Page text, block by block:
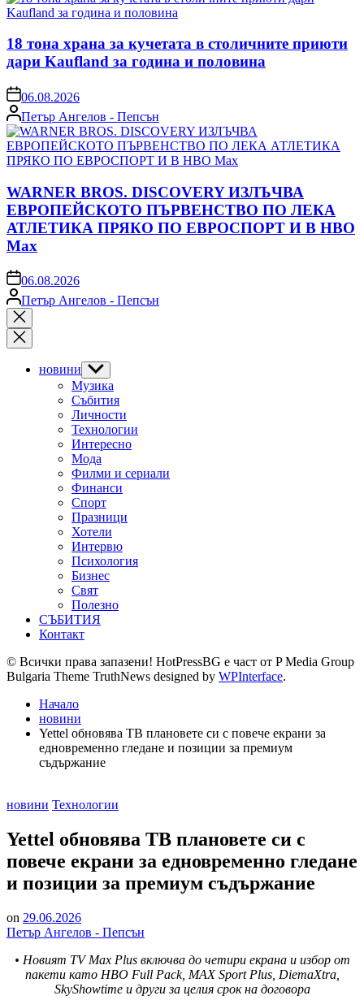
18 тона храна за кучетата в столичните приюти
дари Kaufland за година и половина
on06.08.2026
Posted
by
Петър Ангелов - Пепсън
WARNER BROS. DISCOVERY ИЗЛЪЧВА
ЕВРОПЕЙСКОТО ПЪРВЕНСТВО ПО ЛЕКА
АТЛЕТИКА ПРЯКО ПО ЕВРОСПОРТ И В НВО
Мах
on06.08.2026
Posted
by
Петър Ангелов - Пепсън
Close
search
новини Show
sub
menu
Музика
Събития
Личности
Технологии
Интересно
Мода
Филми и сериали
Финанси
Спорт
Празници
Хотели
Интервю
Психология
Бизнес
Свят
Полезно
СЪБИТИЯ
Контакт
© Всички права запазени! HotPressBG е част от P Media Group
Bulgaria Theme TruthNews designed by WPInterface.
Начало
новини
Yettel обновява ТВ плановете си с повече екрани за
едновременно гледане и позиции за премиум
съдържание
Posted
новини Технологии
Yettel обновява ТВ плановете си с
повече екрани за едновременно гледане
и позиции за премиум съдържание
on 29.06.2026
Петър Ангелов - Пепсън
• Новият TV Max Plus включва до четири екрана и избор от
пакети като HBO Full Pack, MAX Sport Plus, DiemaXtra,
SkyShowtime и други за целия срок на договора